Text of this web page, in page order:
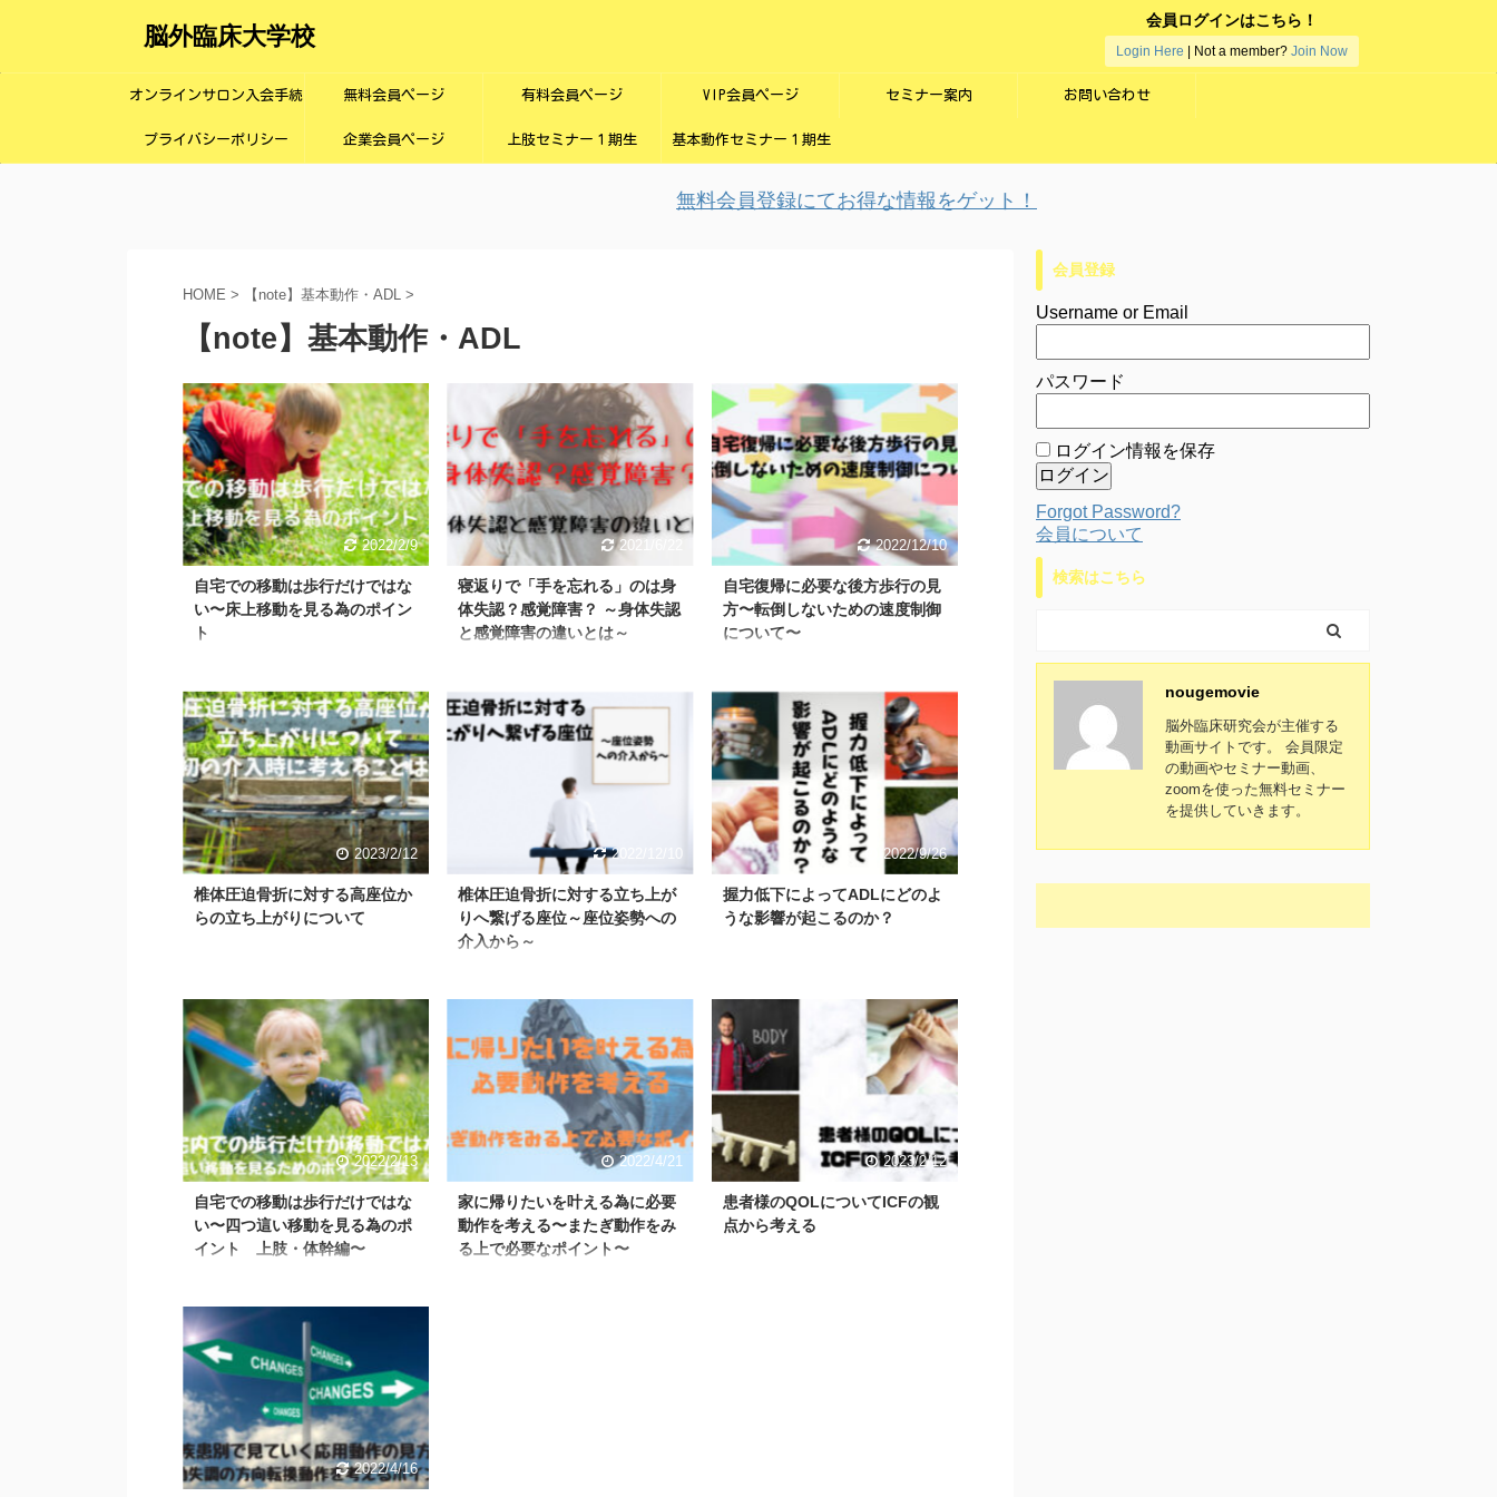
脳外臨床大学校
会員ログインはこちら！
Login Here | Not a member? Join Now
オンラインサロン入会手続
き画面
無料会員ページ 有料会員ページ VIP会員ページ セミナー案内 お問い合わせ
プライバシーポリシー 企業会員ページ 上肢セミナー１期生 基本動作セミナー１期生
無料会員登録にてお得な情報をゲット！
HOME > 【note】基本動作・ADL >
【note】基本動作・ADL
2022/2/9
自宅での移動は歩行だけではな
い〜床上移動を見る為のポイン
ト
2021/6/22
寝返りで「手を忘れる」のは身
体失認？感覚障害？ ～身体失認
と感覚障害の違いとは～
2022/12/10
自宅復帰に必要な後方歩行の見
方〜転倒しないための速度制御
について〜
2023/2/12
椎体圧迫骨折に対する高座位か
らの立ち上がりについて
2022/12/10
椎体圧迫骨折に対する立ち上が
りへ繋げる座位～座位姿勢への
介入から～
2022/9/26
握力低下によってADLにどのよ
うな影響が起こるのか？
2022/2/13
自宅での移動は歩行だけではな
い〜四つ這い移動を見る為のポ
イント 上肢・体幹編〜
2022/4/21
家に帰りたいを叶える為に必要
動作を考える〜またぎ動作をみ
る上で必要なポイント〜
2023/2/12
患者様のQOLについてICFの観
点から考える
2022/4/16
会員登録
Username or Email
パスワード
ログイン情報を保存
Forgot Password?
会員について
検索はこちら
nougemovie
脳外臨床研究会が主催する
動画サイトです。 会員限定
の動画やセミナー動画、
zoomを使った無料セミナー
を提供していきます。